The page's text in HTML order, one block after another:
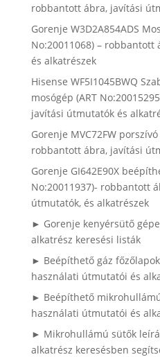
robbantott ábra, javítási
Gorenje W3D2A854ADS
No:20011068) –
és alkatrészek
Hisense WF5I1045BWQ
mosógép (ART
javítási útmutatók és
Gorenje MVC72FW
robbantott ábra, javítási
Gorenje GI642E90X
No:20011937)- robbantott
útmutatók, és alkatrészek
► Gorenje kenyérsütő
alkatrész keresési listák
► Beépíthető gáz
használati útmutatói és
► Beépíthető
használati útmutatói és
► Mikrohullámú sütők
alkatrész keresésben